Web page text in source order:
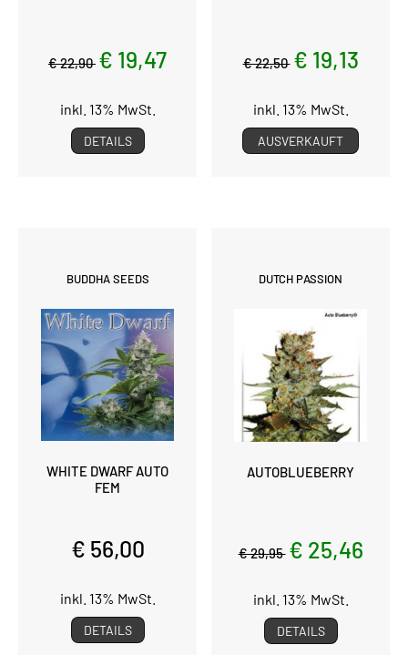
€ 22,90 € 19,47
inkl. 13% MwSt.
DETAILS
€ 22,50 € 19,13
inkl. 13% MwSt.
AUSVERKAUFT
BUDDHA SEEDS
WHITE DWARF AUTO
FEM
€ 56,00
inkl. 13% MwSt.
DETAILS
DUTCH PASSION
AUTOBLUEBERRY
€ 29,95 € 25,46
inkl. 13% MwSt.
DETAILS